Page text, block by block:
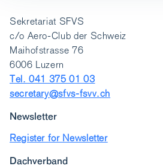
Sekretariat SFVS
c/o Aero-Club der Schweiz
Maihofstrasse 76
6006 Luzern
Tel. 041 375 01 03
secretary@sfvs-fsvv.ch
Newsletter
Register for Newsletter
Dachverband